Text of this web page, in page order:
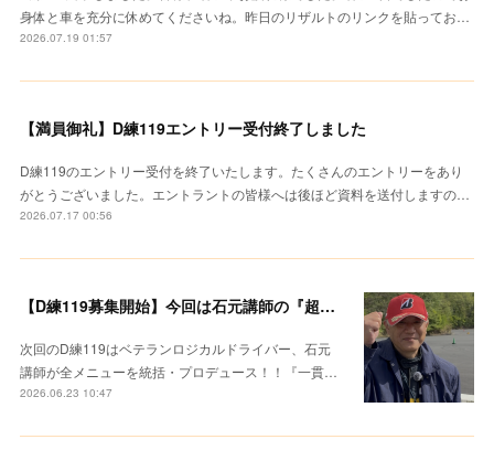
身体と車を充分に休めてくださいね。昨日のリザルトのリンクを貼ってお…
2026.07.19 01:57
【満員御礼】D練119エントリー受付終了しました
D練119のエントリー受付を終了いたします。たくさんのエントリーをあり
がとうございました。エントラントの皆様へは後ほど資料を送付しますの…
2026.07.17 00:56
【D練119募集開始】今回は石元講師の『超集中レクチャー』
次回のD練119はベテランロジカルドライバー、石元
講師が全メニューを統括・プロデュース！！『一貫…
2026.06.23 10:47